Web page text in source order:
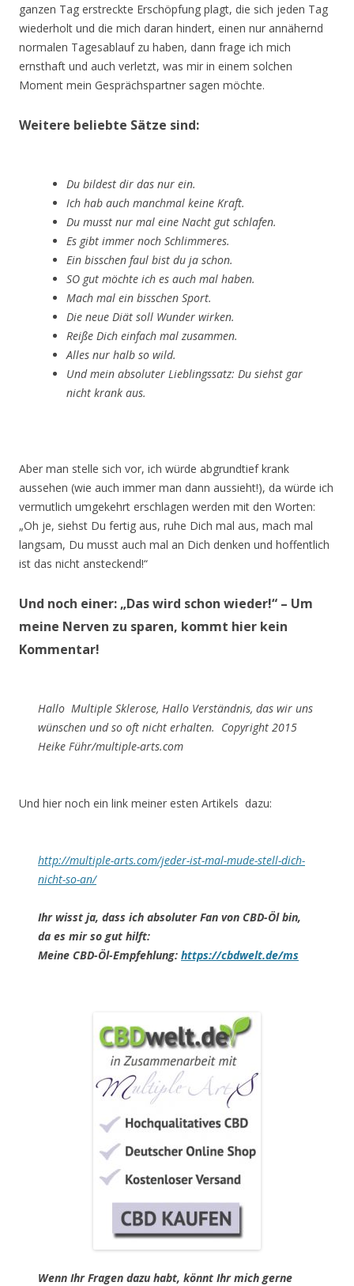
ganzen Tag erstreckte Erschöpfung plagt, die sich jeden Tag
wiederholt und die mich daran hindert, einen nur annähernd
normalen Tagesablauf zu haben, dann frage ich mich
ernsthaft und auch verletzt, was mir in einem solchen
Moment mein Gesprächspartner sagen möchte.
Weitere beliebte Sätze sind:
Du bildest dir das nur ein.
Ich hab auch manchmal keine Kraft.
Du musst nur mal eine Nacht gut schlafen.
Es gibt immer noch Schlimmeres.
Ein bisschen faul bist du ja schon.
SO gut möchte ich es auch mal haben.
Mach mal ein bisschen Sport.
Die neue Diät soll Wunder wirken.
Reiße Dich einfach mal zusammen.
Alles nur halb so wild.
Und mein absoluter Lieblingssatz: Du siehst gar
nicht krank aus.
Aber man stelle sich vor, ich würde abgrundtief krank
aussehen (wie auch immer man dann aussieht!), da würde ich
vermutlich umgekehrt erschlagen werden mit den Worten:
„Oh je, siehst Du fertig aus, ruhe Dich mal aus, mach mal
langsam, Du musst auch mal an Dich denken und hoffentlich
ist das nicht ansteckend!“
Und noch einer: „Das wird schon wieder!“ – Um
meine Nerven zu sparen, kommt hier kein
Kommentar!
Hallo Multiple Sklerose, Hallo Verständnis, das wir uns
wünschen und so oft nicht erhalten. Copyright 2015
Heike Führ/multiple-arts.com
Und hier noch ein link meiner esten Artikels dazu:
http://multiple-arts.com/jeder-ist-mal-mude-stell-dich-
nicht-so-an/
Ihr wisst ja, dass ich absoluter Fan von CBD-Öl bin,
da es mir so gut hilft:
Meine CBD-Öl-Empfehlung: https://cbdwelt.de/ms
Wenn Ihr Fragen dazu habt, könnt Ihr mich gerne